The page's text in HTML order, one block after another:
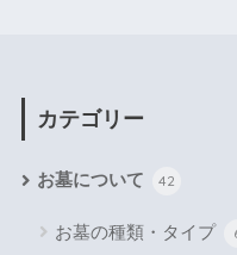
カテゴリー
お墓について 42
お墓の種類・タイプ